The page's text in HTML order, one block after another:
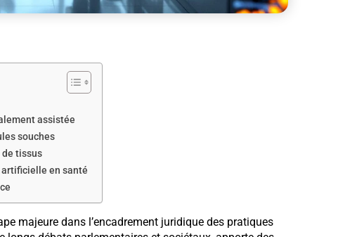
assistée
souches
de tissus
en santé
majeure dans l’encadrement juridique des pratiques